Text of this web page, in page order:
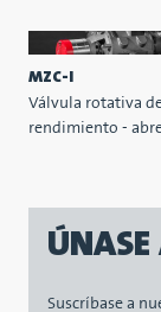
MZC-I
Válvula rotativa
rendimiento -
ÚNASE
Suscríbase a